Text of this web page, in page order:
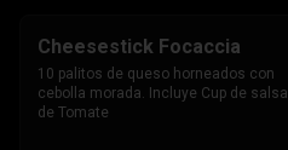
Cheesestick Focaccia
10 palitos de queso horneados con
cebolla morada. Incluye Cup de salsa
de Tomate